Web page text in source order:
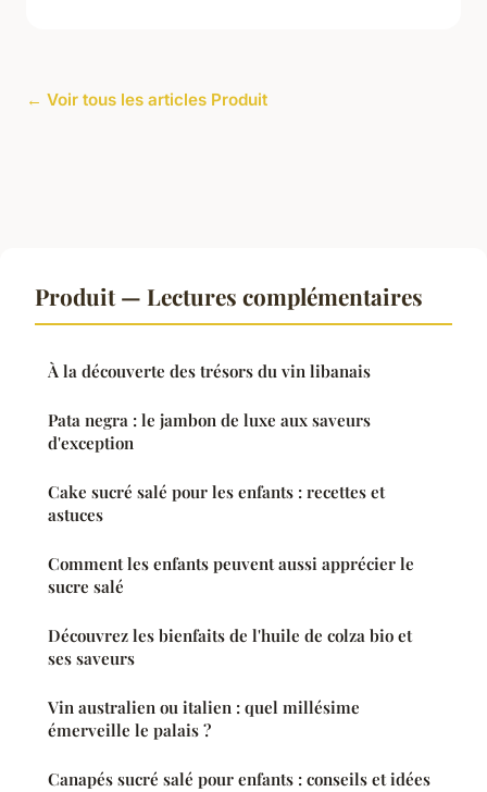
← Voir tous les articles Produit
Produit — Lectures complémentaires
À la découverte des trésors du vin libanais
Pata negra : le jambon de luxe aux saveurs
d'exception
Cake sucré salé pour les enfants : recettes et
astuces
Comment les enfants peuvent aussi apprécier le
sucre salé
Découvrez les bienfaits de l'huile de colza bio et
ses saveurs
Vin australien ou italien : quel millésime
émerveille le palais ?
Canapés sucré salé pour enfants : conseils et idées